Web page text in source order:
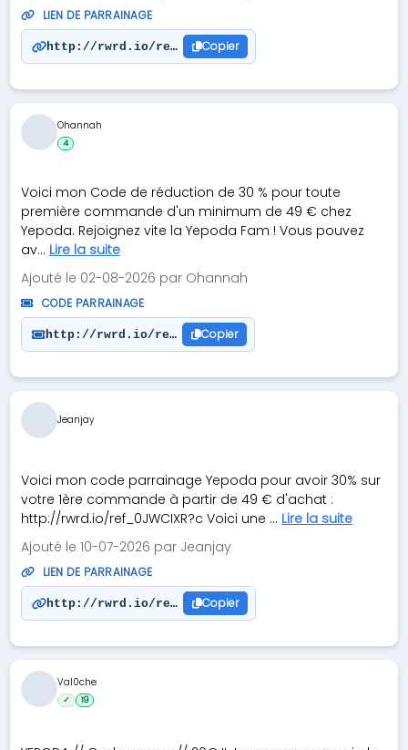
LIEN DE PARRAINAGE
http://rwrd.io/ref_QOEEYUN?c
Copier
Voici mon Code de réduction de 30 % pour toute
première commande d'un minimum de 49 € chez
Yepoda. Rejoignez vite la Yepoda Fam ! Vous pouvez
av... Lire la suite
Ajouté le 02-08-2026 par Ohannah
CODE PARRAINAGE
http://rwrd.io/ref_SRXH522?c
Copier
Ohannah
4
Voici mon code parrainage Yepoda pour avoir 30% sur
votre 1ère commande à partir de 49 € d'achat :
http://rwrd.io/ref_0JWCIXR?c Voici une ... Lire la suite
Ajouté le 10-07-2026 par Jeanjay
LIEN DE PARRAINAGE
http://rwrd.io/ref_0JWCIXR?c
Copier
Jeanjay
Val0che
✓ 19